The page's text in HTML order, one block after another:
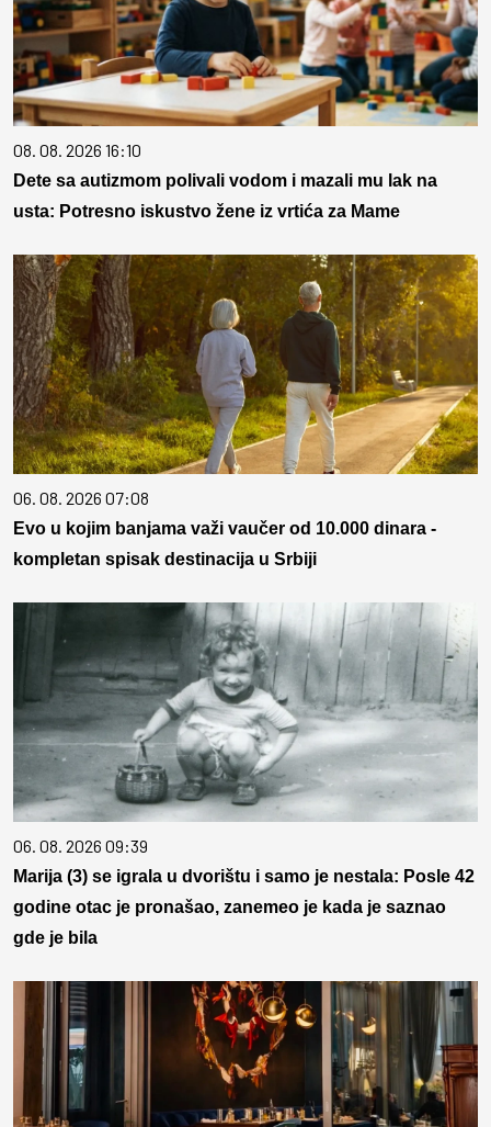
08. 08. 2026 16:10
Dete sa autizmom polivali vodom i mazali mu lak na
usta: Potresno iskustvo žene iz vrtića za Mame
06. 08. 2026 07:08
Evo u kojim banjama važi vaučer od 10.000 dinara -
kompletan spisak destinacija u Srbiji
06. 08. 2026 09:39
Marija (3) se igrala u dvorištu i samo je nestala: Posle 42
godine otac je pronašao, zanemeo je kada je saznao
gde je bila